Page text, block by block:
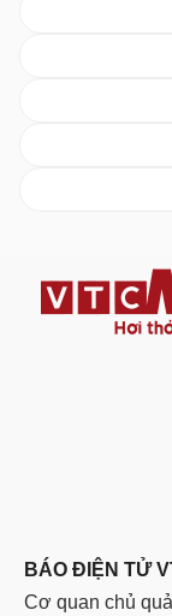
BÁO ĐIỆN TỬ
Cơ quan chủ